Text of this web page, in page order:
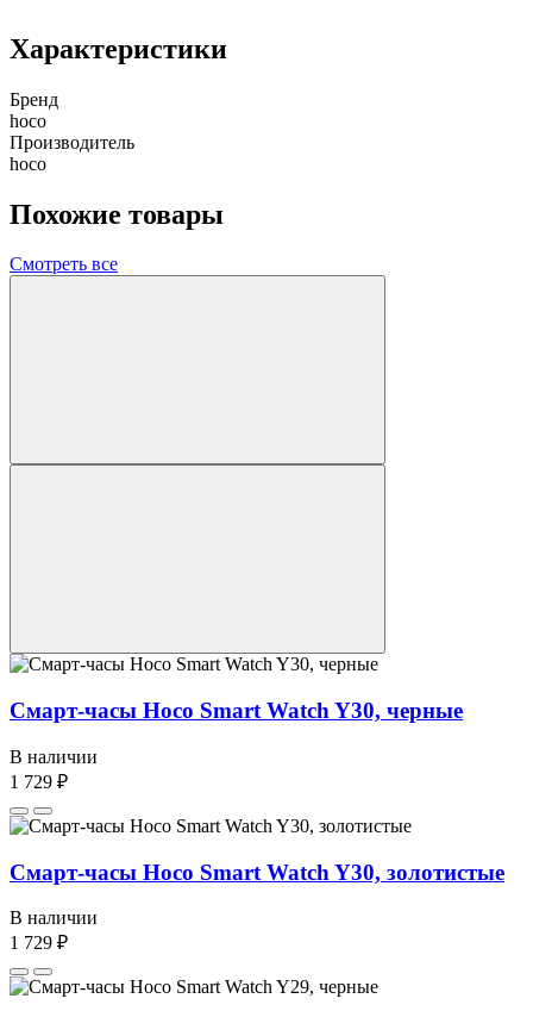
Характеристики
Бренд
hoco
Производитель
hoco
Похожие товары
Смотреть все
Смарт-часы Hoco Smart Watch Y30, черные
В наличии
1 729 ₽
Смарт-часы Hoco Smart Watch Y30, золотистые
В наличии
1 729 ₽